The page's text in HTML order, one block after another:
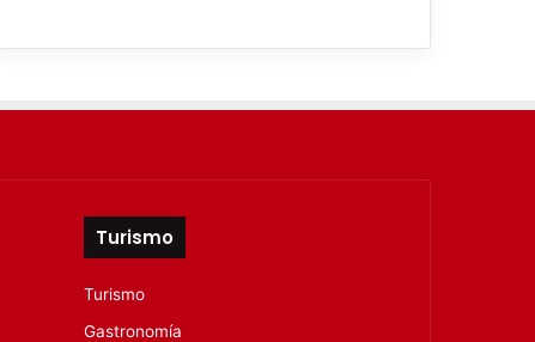
Turismo
Turismo
Gastronomía